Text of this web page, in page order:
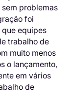
problemas
foi
equipes
trabalho de
muito menos
o lançamento,
em vários
de